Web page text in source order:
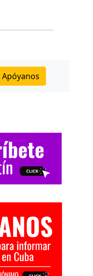
Apóyanos